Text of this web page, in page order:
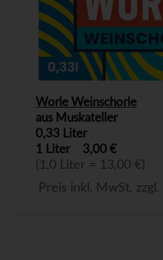
Worle Weinschorle
aus Muskateller
0,33 Liter
1 Liter
3,00 €
(1,0 Liter = 13,00 €)
Preis inkl. MwSt. zzgl.